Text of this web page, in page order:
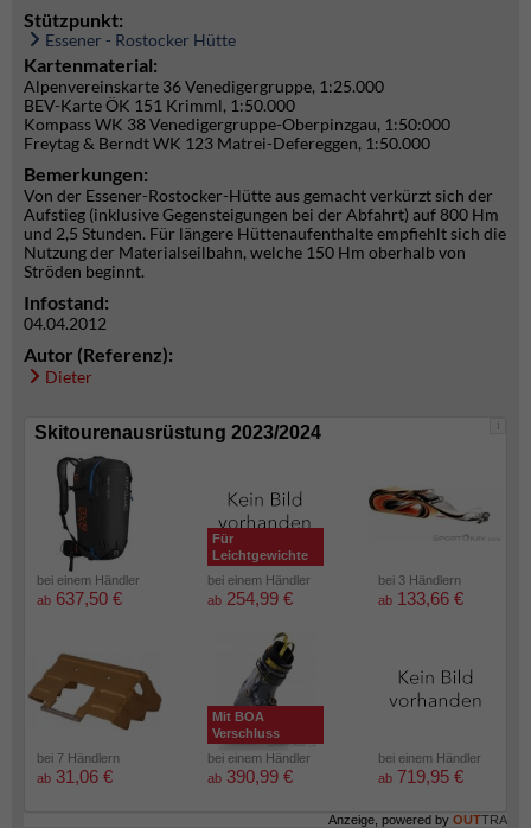
Stützpunkt:
Essener - Rostocker Hütte
Kartenmaterial:
Alpenvereinskarte 36 Venedigergruppe, 1:25.000
BEV-Karte ÖK 151 Krimml, 1:50.000
Kompass WK 38 Venedigergruppe-Oberpinzgau, 1:50:000
Freytag & Berndt WK 123 Matrei-Defereggen, 1:50.000
Bemerkungen:
Von der Essener-Rostocker-Hütte aus gemacht verkürzt sich der
Aufstieg (inklusive Gegensteigungen bei der Abfahrt) auf 800 Hm
und 2,5 Stunden. Für längere Hüttenaufenthalte empfiehlt sich die
Nutzung der Materialseilbahn, welche 150 Hm oberhalb von
Ströden beginnt.
Infostand:
04.04.2012
Autor (Referenz):
Dieter
i
Skitourenausrüstung 2023/2024
bei einem Händler
ab 637,50 €
Für
Leichtgewichte
bei einem Händler
ab 254,99 €
bei 3 Händlern
ab 133,66 €
bei 7 Händlern
ab 31,06 €
Mit BOA
Verschluss
bei einem Händler
ab 390,99 €
bei einem Händler
ab 719,95 €
Anzeige, powered by OUTTRA